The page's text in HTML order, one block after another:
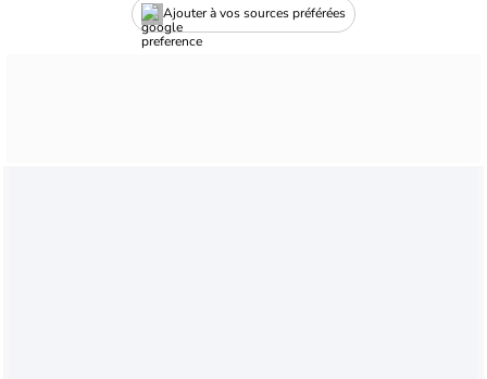
Ajouter à vos sources préférées